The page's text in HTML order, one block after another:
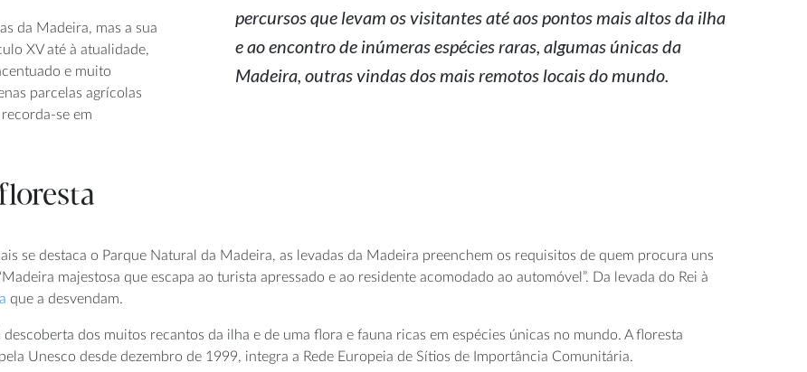
da Madeira, mas a sua
XV até à atualidade,
e muito
parcelas agrícolas
se em
percursos que levam os visitantes até aos pontos mais altos da ilha
e ao encontro de inúmeras espécies raras, algumas únicas da
Madeira, outras vindas dos mais remotos locais do mundo.
se destaca o Parque Natural da Madeira, as levadas da Madeira preenchem os requisitos de quem procura uns
majestosa que escapa ao turista apressado e ao residente acomodado ao automóvel”. Da levada do Rei à
que a desvendam.
descoberta dos muitos recantos da ilha e de uma flora e fauna ricas em espécies únicas no mundo. A floresta
Unesco desde dezembro de 1999, integra a Rede Europeia de Sítios de Importância Comunitária.